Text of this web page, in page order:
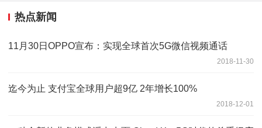
热点新闻
11月30日OPPO宣布：实现全球首次5G微信视频通话
2018-11-30
迄今为止 支付宝全球用户超9亿 2年增长100%
2018-12-01